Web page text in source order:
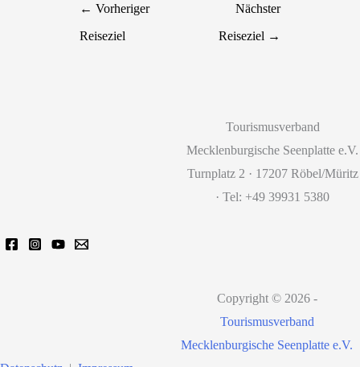
← Vorheriger
Reiseziel
Nächster
Reiseziel →
Tourismusverband
Mecklenburgische Seenplatte e.V.
Turnplatz 2 · 17207 Röbel/Müritz
· Tel: +49 39931 5380
Copyright © 2026 -
Tourismusverband
Mecklenburgische Seenplatte e.V.